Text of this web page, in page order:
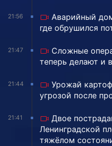
21:56
Аварийный
где обрушился
21:47
Сложные
теперь делают и
21:44
Урожай
угрозой после
21:41
Двое
Ленинградской
тяжёлом